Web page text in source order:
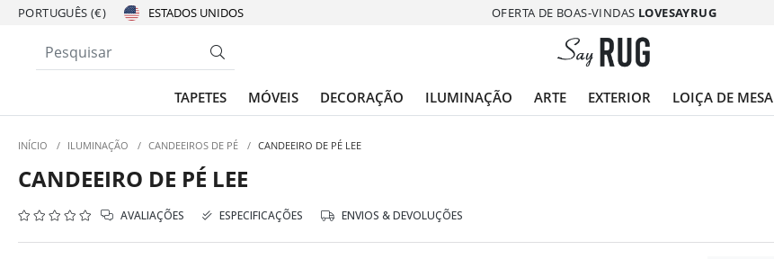
PORTUGUÊS (€) OFERTA DE BOAS-VINDAS LOVESAYRUG
TAPETES MÓVEIS DECORAÇÃO ILUMINAÇÃO ARTE EXTERIOR LOIÇA DE MESA
INÍCIO / ILUMINAÇÃO / CANDEEIROS DE PÉ / CANDEEIRO DE PÉ LEE
CANDEEIRO DE PÉ LEE
AVALIAÇÕES ESPECIFICAÇÕES ENVIOS & DEVOLUÇÕES